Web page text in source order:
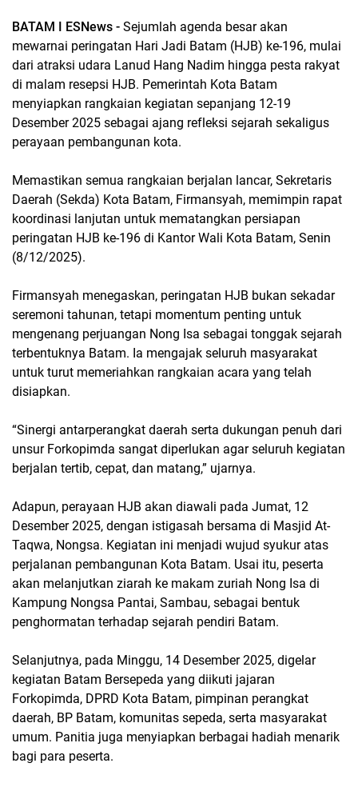
BATAM I ESNews - Sejumlah agenda besar akan
mewarnai peringatan Hari Jadi Batam (HJB) ke-196, mulai
dari atraksi udara Lanud Hang Nadim hingga pesta rakyat
di malam resepsi HJB. Pemerintah Kota Batam
menyiapkan rangkaian kegiatan sepanjang 12-19
Desember 2025 sebagai ajang refleksi sejarah sekaligus
perayaan pembangunan kota.
Memastikan semua rangkaian berjalan lancar, Sekretaris
Daerah (Sekda) Kota Batam, Firmansyah, memimpin rapat
koordinasi lanjutan untuk mematangkan persiapan
peringatan HJB ke-196 di Kantor Wali Kota Batam, Senin
(8/12/2025).
Firmansyah menegaskan, peringatan HJB bukan sekadar
seremoni tahunan, tetapi momentum penting untuk
mengenang perjuangan Nong Isa sebagai tonggak sejarah
terbentuknya Batam. Ia mengajak seluruh masyarakat
untuk turut memeriahkan rangkaian acara yang telah
disiapkan.
“Sinergi antarperangkat daerah serta dukungan penuh dari
unsur Forkopimda sangat diperlukan agar seluruh kegiatan
berjalan tertib, cepat, dan matang,” ujarnya.
Adapun, perayaan HJB akan diawali pada Jumat, 12
Desember 2025, dengan istigasah bersama di Masjid At-
Taqwa, Nongsa. Kegiatan ini menjadi wujud syukur atas
perjalanan pembangunan Kota Batam. Usai itu, peserta
akan melanjutkan ziarah ke makam zuriah Nong Isa di
Kampung Nongsa Pantai, Sambau, sebagai bentuk
penghormatan terhadap sejarah pendiri Batam.
Selanjutnya, pada Minggu, 14 Desember 2025, digelar
kegiatan Batam Bersepeda yang diikuti jajaran
Forkopimda, DPRD Kota Batam, pimpinan perangkat
daerah, BP Batam, komunitas sepeda, serta masyarakat
umum. Panitia juga menyiapkan berbagai hadiah menarik
bagi para peserta.